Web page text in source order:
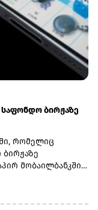
ბირჟაზე
რომელიც
მობაილბანკში